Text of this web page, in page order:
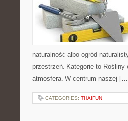
naturalność albo ogród
przestrzeń. Kategorie to Rośliny
atmosfera. W centrum naszej […]
CATEGORIES: THAIFUN